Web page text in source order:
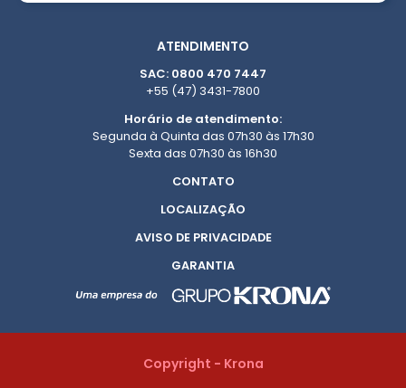
ATENDIMENTO
SAC: 0800 470 7447
+55 (47) 3431-7800
Horário de atendimento:
Segunda à Quinta das 07h30 às 17h30
Sexta das 07h30 às 16h30
CONTATO
LOCALIZAÇÃO
AVISO DE PRIVACIDADE
GARANTIA
Copyright - Krona